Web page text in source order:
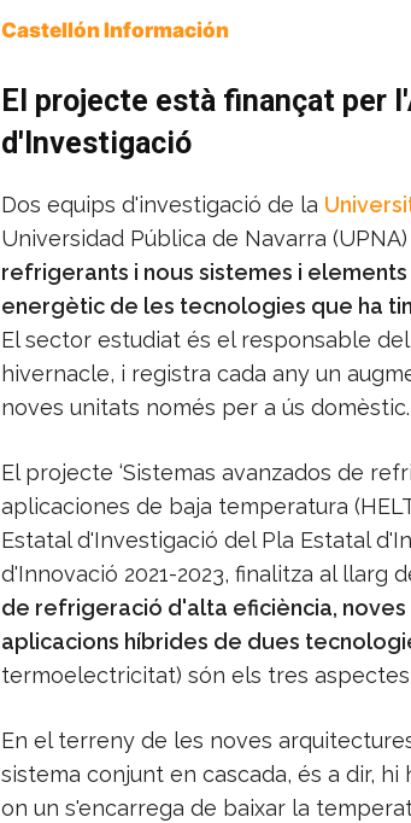
Castellón Información
El projecte està finançat per
d'Investigació
Dos equips d'investigació de la
Universidad Pública de Navarra
refrigerants i nous sistemes i
energètic de les tecnologies que ha
El sector estudiat és el responsable
hivernacle, i registra cada any un
noves unitats només per a ús domèstic.
El projecte ‘Sistemas avanzados de
aplicaciones de baja temperatura
Estatal d'Investigació del Pla Estatal
d'Innovació 2021-2023, finalitza al llarg
de refrigeració d'alta eficiència,
aplicacions híbrides de dues
termoelectricitat) són els tres
En el terreny de les noves
sistema conjunt en cascada, és a dir,
on un s'encarrega de baixar la